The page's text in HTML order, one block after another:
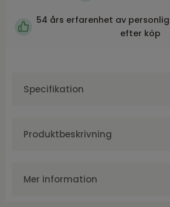
54 års erfarenhet av
efter köp
Specifikation
Produktvikt
8500
Produktbeskrivning
serien LEVANG, en elegant
Mer information